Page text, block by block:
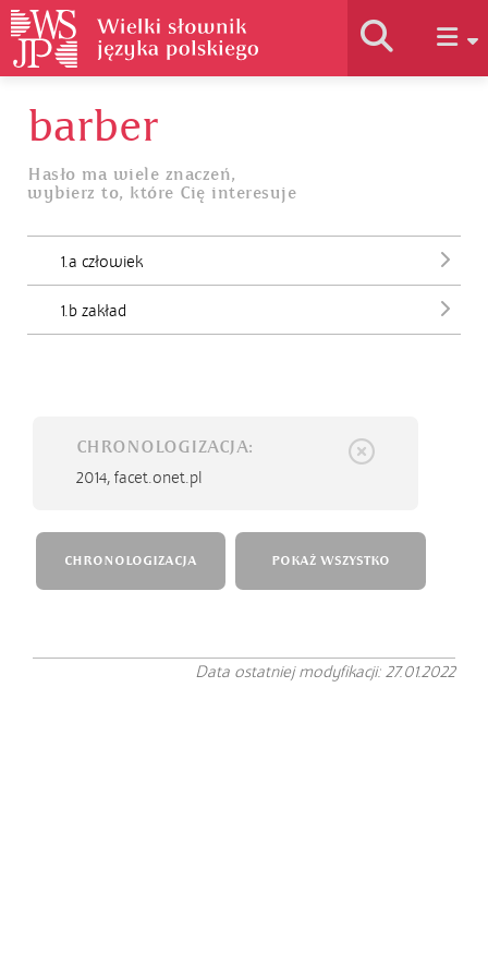
Jak korzystać
barber
Hasło ma wiele znaczeń,
wybierz to, które Cię interesuje
1.a człowiek
1.b zakład
CHRONOLOGIZACJA:
2014, facet.onet.pl
CHRONOLOGIZACJA POKAŻ WSZYSTKO
Data ostatniej modyfikacji: 27.01.2022